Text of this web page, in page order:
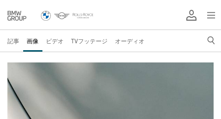
記事 画像 ビデオ TVフッテージ オーディオ